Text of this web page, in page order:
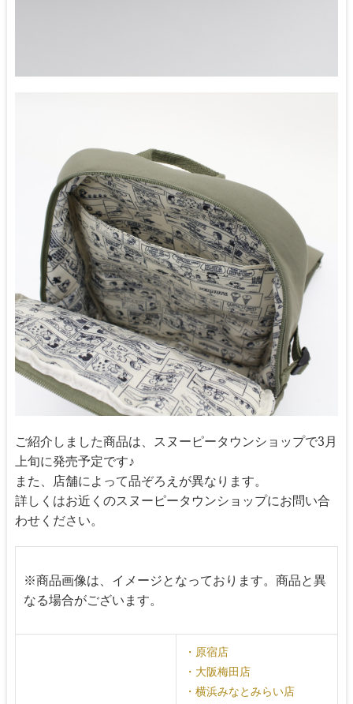
ご紹介しました商品は、スヌーピータウンショップで3月
上旬に発売予定です♪
また、店舗によって品ぞろえが異なります。
詳しくはお近くのスヌーピータウンショップにお問い合
わせください。
※商品画像は、イメージとなっております。商品と異
なる場合がございます。
・原宿店
・大阪梅田店
・横浜みなとみらい店